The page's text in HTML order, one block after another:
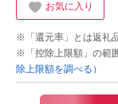
お気に入り
※「還元率」とは返礼
※「控除上限額」の範
除上限額を調べる）